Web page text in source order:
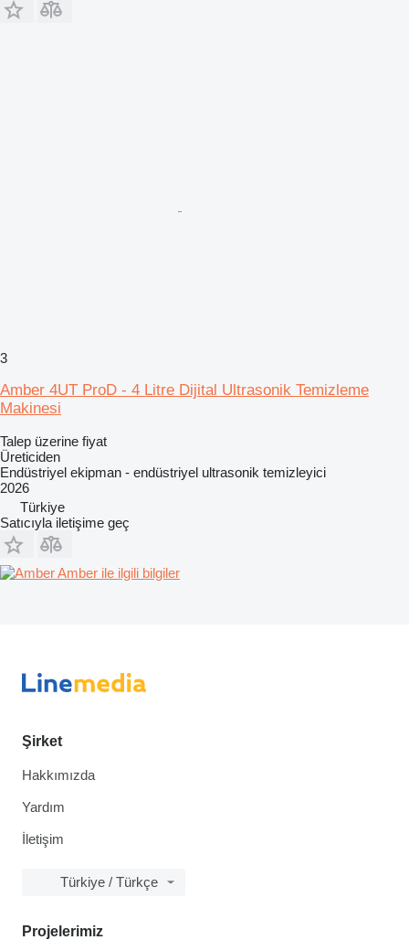
3
Amber 4UT ProD - 4 Litre Dijital Ultrasonik Temizleme
Makinesi
Talep üzerine fiyat
Üreticiden
Endüstriyel ekipman - endüstriyel ultrasonik temizleyici
2026
Türkiye
Satıcıyla iletişime geç
Amber ile ilgili bilgiler
Şirket
Hakkımızda
Yardım
İletişim
Türkiye / Türkçe
Projelerimiz